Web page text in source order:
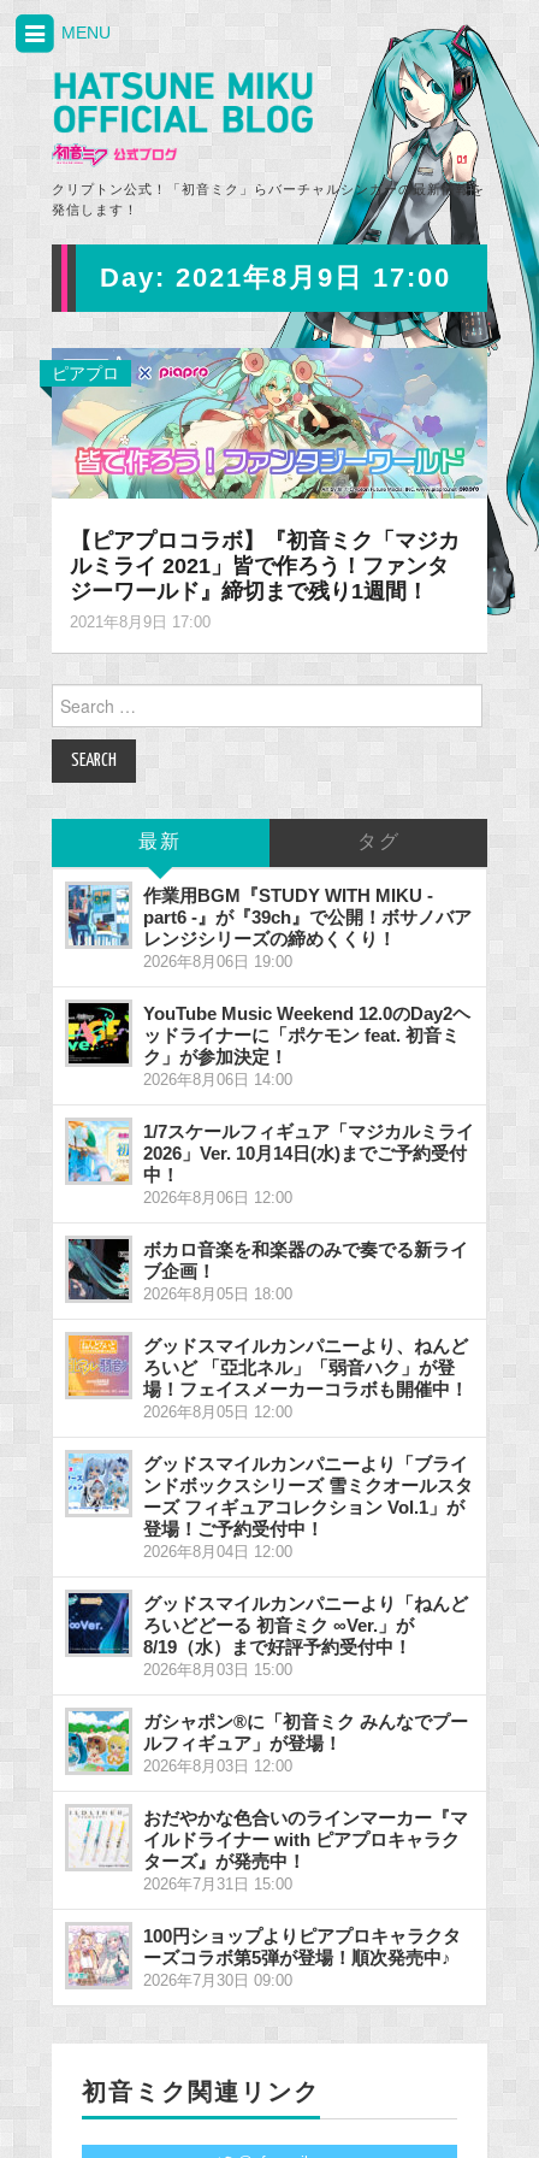
クリプトン公式！「初音ミク」らバーチャルシンガーの最新情報を
発信します！
MENU
Day: 2021年8月9日 17:00
ピアプロ
【ピアプロコラボ】『初音ミク「マジカ
ルミライ 2021」皆で作ろう！ファンタ
ジーワールド』締切まで残り1週間！
2021年8月9日 17:00
for:
最新 タグ
作業用BGM『STUDY WITH MIKU -
part6 -』が『39ch』で公開！ボサノバア
レンジシリーズの締めくくり！
2026年8月06日 19:00
YouTube Music Weekend 12.0のDay2ヘ
ッドライナーに「ポケモン feat. 初音ミ
ク」が参加決定！
2026年8月06日 14:00
1/7スケールフィギュア「マジカルミライ
2026」Ver. 10月14日(水)までご予約受付
中！
2026年8月06日 12:00
ボカロ音楽を和楽器のみで奏でる新ライ
ブ企画！
2026年8月05日 18:00
グッドスマイルカンパニーより、ねんど
ろいど 「亞北ネル」「弱音ハク」が登
場！フェイスメーカーコラボも開催中！
2026年8月05日 12:00
グッドスマイルカンパニーより「ブライ
ンドボックスシリーズ 雪ミクオールスタ
ーズ フィギュアコレクション Vol.1」が
登場！ご予約受付中！
2026年8月04日 12:00
グッドスマイルカンパニーより「ねんど
ろいどどーる 初音ミク ∞Ver.」が
8/19（水）まで好評予約受付中！
2026年8月03日 15:00
ガシャポン®に「初音ミク みんなでプー
ルフィギュア」が登場！
2026年8月03日 12:00
おだやかな色合いのラインマーカー『マ
イルドライナー with ピアプロキャラク
ターズ』が発売中！
2026年7月31日 15:00
100円ショップよりピアプロキャラクタ
ーズコラボ第5弾が登場！順次発売中♪
2026年7月30日 09:00
初音ミク関連リンク